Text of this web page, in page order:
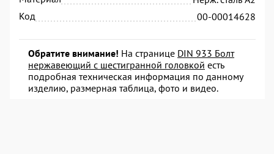
Код
00-00014628
Обратите внимание! На странице DIN 933 Болт
нержавеющий с шестигранной головкой есть
подробная техническая информация по данному
изделию, размерная таблица, фото и видео.